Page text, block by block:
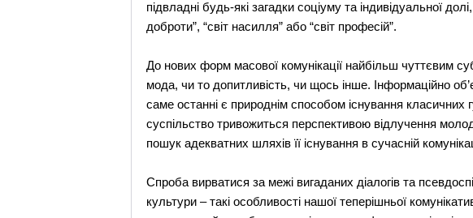
підвладні будь-які загадки соціуму та індивідуальної
доброти”, “світ насилля” або “світ професій”.
До нових форм масової комунікації найбільш чуттєвим
мода, чи то допитливість, чи щось інше. Інформаційно
саме останні є природнім способом існування
суспільство тривожиться перспективою відлучення
пошук адекватних шляхів її існування в сучасній
Спроба вирватися за межі вигаданих діалогів та
культури – такі особливості нашої теперішньої